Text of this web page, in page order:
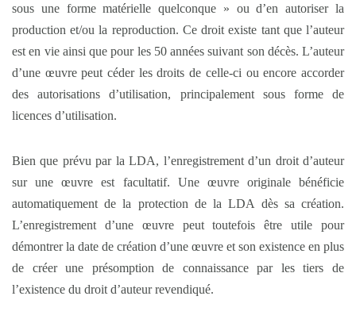
sous une forme matérielle quelconque » ou d’en autoriser la
production et/ou la reproduction. Ce droit existe tant que l’auteur
est en vie ainsi que pour les 50 années suivant son décès. L’auteur
d’une œuvre peut céder les droits de celle-ci ou encore accorder
des autorisations d’utilisation, principalement sous forme de
licences d’utilisation.
Bien que prévu par la LDA, l’enregistrement d’un droit d’auteur
sur une œuvre est facultatif. Une œuvre originale bénéficie
automatiquement de la protection de la LDA dès sa création.
L’enregistrement d’une œuvre peut toutefois être utile pour
démontrer la date de création d’une œuvre et son existence en plus
de créer une présomption de connaissance par les tiers de
l’existence du droit d’auteur revendiqué.